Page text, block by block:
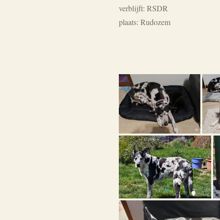
verblijft: RSDR
plaats: Rudozem